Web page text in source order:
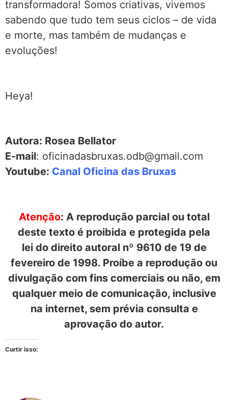
transformadora! Somos criativas, vivemos
sabendo que tudo tem seus ciclos – de vida
e morte, mas também de mudanças e
evoluções!
Heya!
Autora: Rosea Bellator
E-mail: oficinadasbruxas.odb@gmail.com
Youtube: Canal Oficina das Bruxas
Atenção: A reprodução parcial ou total
deste texto é proibida e protegida pela
lei do direito autoral nº 9610 de 19 de
fevereiro de 1998. Proíbe a reprodução ou
divulgação com fins comerciais ou não, em
qualquer meio de comunicação, inclusive
na internet, sem prévia consulta e
aprovação do autor.
Curtir isso: